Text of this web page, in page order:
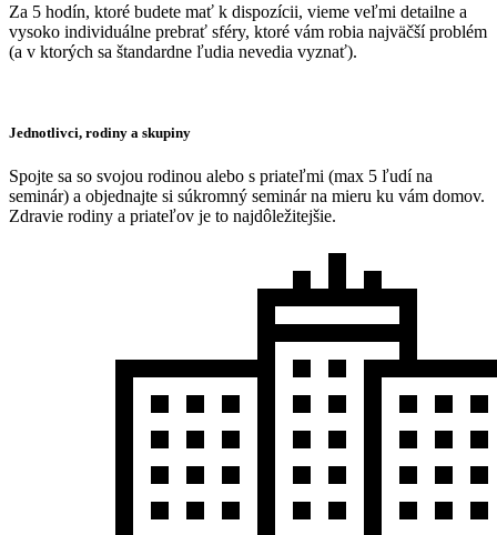
Za 5 hodín, ktoré budete mať k dispozícii, vieme veľmi detailne a
vysoko individuálne prebrať sféry, ktoré vám robia najväčší problém
(a v ktorých sa štandardne ľudia nevedia vyznať).
Jednotlivci, rodiny a skupiny
Spojte sa so svojou rodinou alebo s priateľmi (max 5 ľudí na
seminár) a objednajte si súkromný seminár na mieru ku vám domov.
Zdravie rodiny a priateľov je to najdôležitejšie.